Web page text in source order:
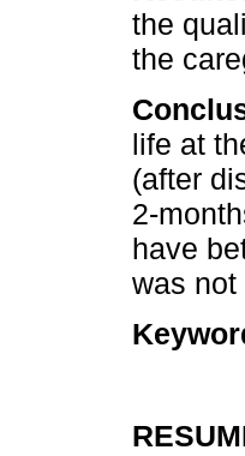
the
the
life at
(after
2-
have
was